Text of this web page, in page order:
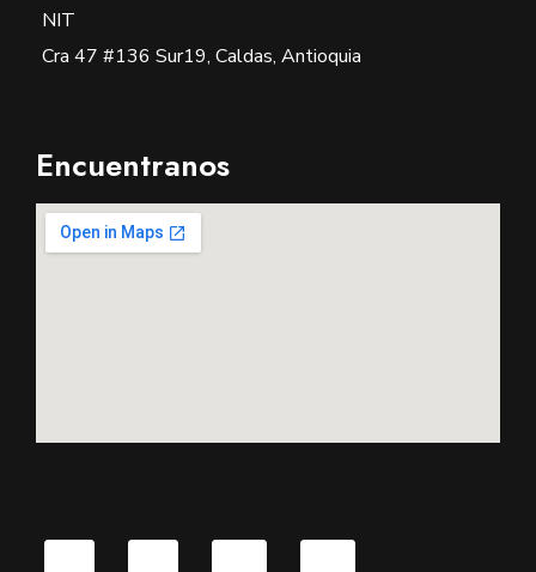
NIT
Cra 47 #136 Sur19, Caldas, Antioquia
Encuentranos